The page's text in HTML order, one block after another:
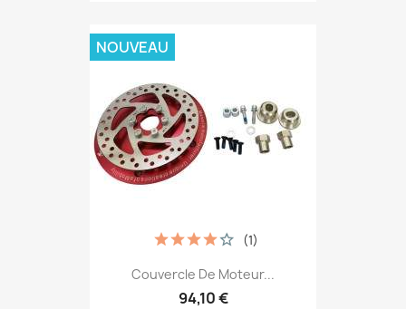
Couvercle De Moteur...
94,10 €
(1)
NOUVEAU